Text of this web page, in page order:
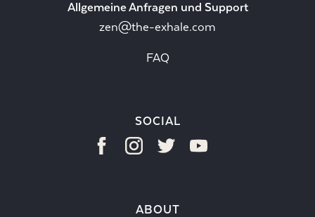
Allgemeine Anfragen und Support
zen@the-exhale.com
FAQ
SOCIAL
ABOUT